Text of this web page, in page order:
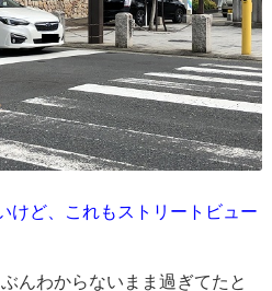
けど、これもストリートビュー
んわからないまま過ぎてたと